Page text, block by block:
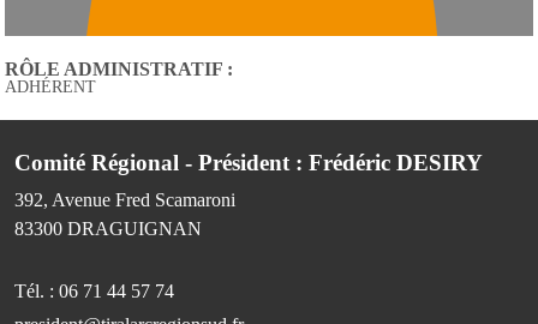
RÔLE ADMINISTRATIF :
ADHÉRENT
Comité Régional - Président : Frédéric DESIRY
392, Avenue Fred Scamaroni
83300 DRAGUIGNAN
Tél. : 06 71 44 57 74